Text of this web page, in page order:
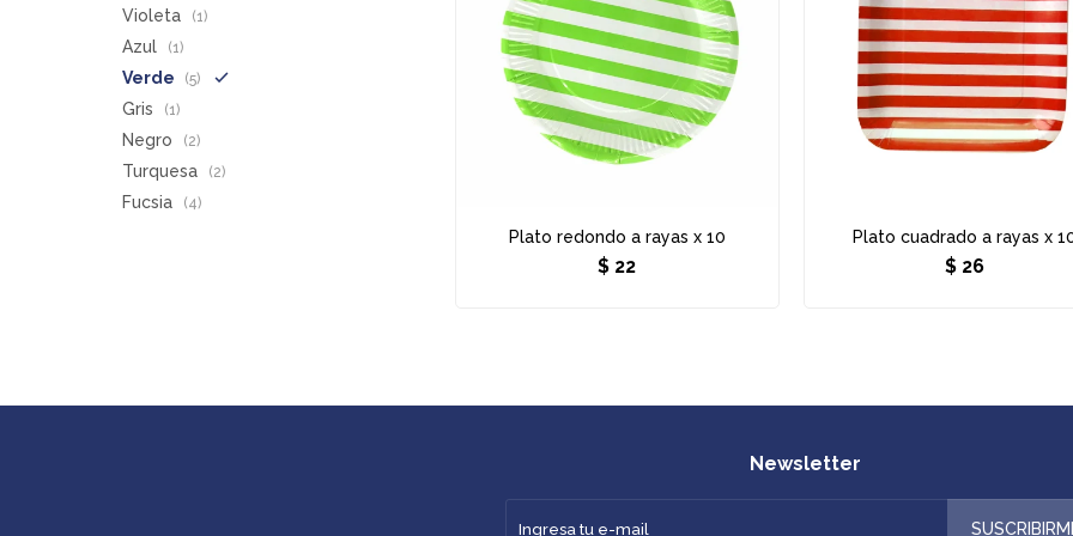
Plato redondo a rayas x 10
$ 22
Plato cuadrado a rayas x
$ 26
Violeta (1)
Azul (1)
Verde (5)
Gris (1)
Negro (2)
Turquesa (2)
Fucsia (4)
Newsletter